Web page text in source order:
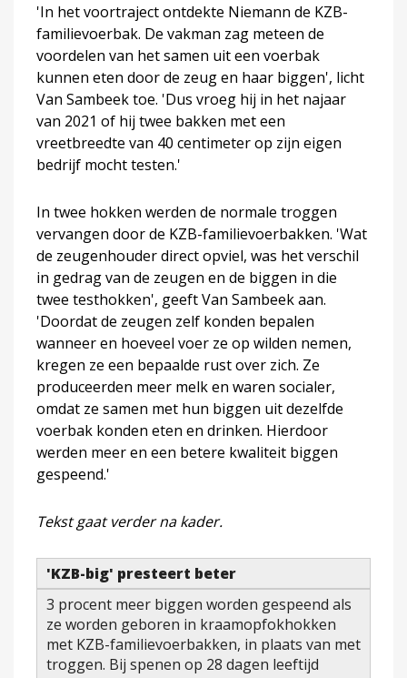
'In het voortraject ontdekte Niemann de KZB-
familievoerbak. De vakman zag meteen de
voordelen van het samen uit een voerbak
kunnen eten door de zeug en haar biggen', licht
Van Sambeek toe. 'Dus vroeg hij in het najaar
van 2021 of hij twee bakken met een
vreetbreedte van 40 centimeter op zijn eigen
bedrijf mocht testen.'
In twee hokken werden de normale troggen
vervangen door de KZB-familievoerbakken. 'Wat
de zeugenhouder direct opviel, was het verschil
in gedrag van de zeugen en de biggen in die
twee testhokken', geeft Van Sambeek aan.
'Doordat de zeugen zelf konden bepalen
wanneer en hoeveel voer ze op wilden nemen,
kregen ze een bepaalde rust over zich. Ze
produceerden meer melk en waren socialer,
omdat ze samen met hun biggen uit dezelfde
voerbak konden eten en drinken. Hierdoor
werden meer en een betere kwaliteit biggen
gespeend.'
Tekst gaat verder na kader.
'KZB-big' presteert beter
3 procent meer biggen worden gespeend als
ze worden geboren in kraamopfokhokken
met KZB-familievoerbakken, in plaats van met
troggen. Bij spenen op 28 dagen leeftijd